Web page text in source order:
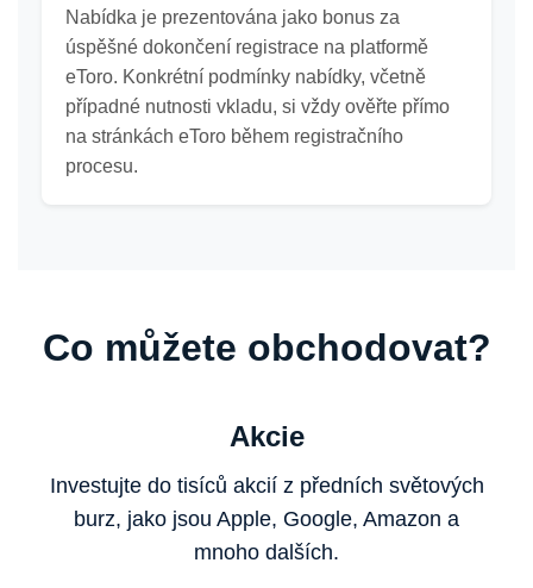
Nabídka je prezentována jako bonus za
úspěšné dokončení registrace na platformě
eToro. Konkrétní podmínky nabídky, včetně
případné nutnosti vkladu, si vždy ověřte přímo
na stránkách eToro během registračního
procesu.
Co můžete obchodovat?
Akcie
Investujte do tisíců akcií z předních světových
burz, jako jsou Apple, Google, Amazon a
mnoho dalších.